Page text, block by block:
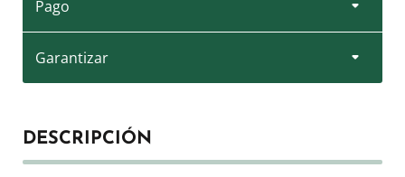
Pago
Garantizar
DESCRIPCIÓN